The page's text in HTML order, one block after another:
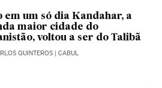
em um só dia Kandahar, a
maior cidade do
voltou a ser do Talibã
QUINTEROS | CABUL